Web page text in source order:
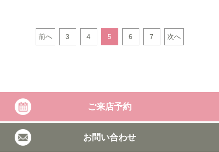
前へ 3 4 5 6 7 次へ
ご来店予約
お問い合わせ